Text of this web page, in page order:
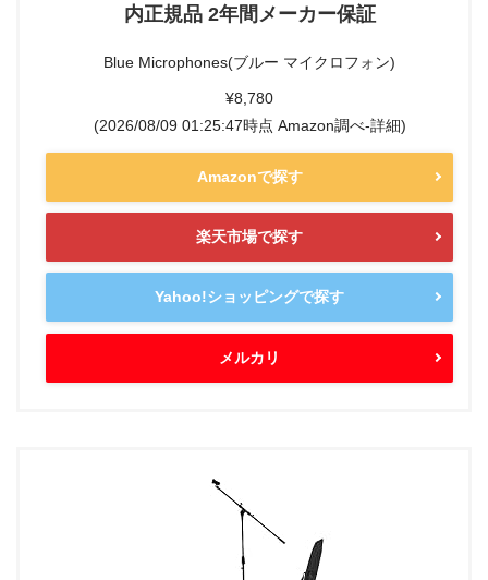
内正規品 2年間メーカー保証
Blue Microphones(ブルー マイクロフォン)
¥8,780
(2026/08/09 01:25:47時点 Amazon調べ-詳細)
Amazonで探す
楽天市場で探す
Yahoo!ショッピングで探す
メルカリ